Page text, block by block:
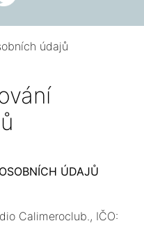
údajů
ÚDAJŮ
Calimeroclub., IČO: